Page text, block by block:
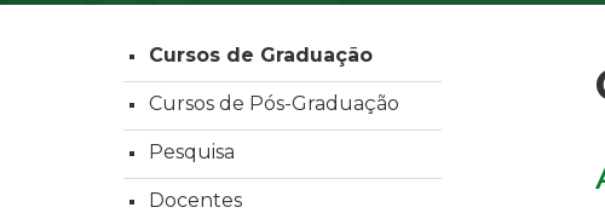
Cursos de Graduação
Cursos de Pós-Graduação
Pesquisa
Docentes